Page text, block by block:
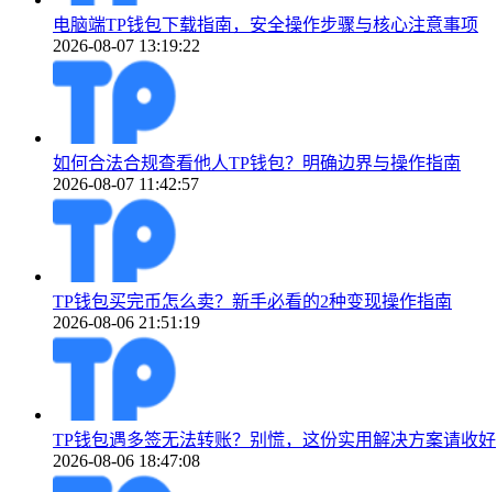
电脑端TP钱包下载指南，安全操作步骤与核心注意事项
2026-08-07 13:19:22
如何合法合规查看他人TP钱包？明确边界与操作指南
2026-08-07 11:42:57
TP钱包买完币怎么卖？新手必看的2种变现操作指南
2026-08-06 21:51:19
TP钱包遇多签无法转账？别慌，这份实用解决方案请收好
2026-08-06 18:47:08